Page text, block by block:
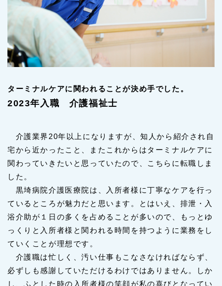
ターミナルケアに関われることが決め手でした。
2023年入職 介護福祉士
介護業界20年以上になりますが、知人から紹介され自
宅から近かったこと、またこれからはターミナルケアに
関わっていきたいと思っていたので、こちらに転職しま
した。
黒埼病院介護医療院は、入所者様に丁寧なケアを行っ
ているところが魅力だと思います。とはいえ、排泄・入
浴介助が１日の多くを占めることが多いので、もっとゆ
っくりと入所者様と関われる時間を持つように業務をし
ていくことが理想です。
介護職は忙しく、汚い仕事もこなさなければならず、
必ずしも感謝していただけるわけではありません。しか
し、ふとした時の入所者様の笑顔が私の喜びとなってい